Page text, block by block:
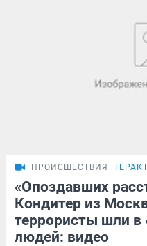
ПРОИСШЕСТВИЯ ТЕРАКТ
«Опоздавших
Кондитер из
террористы шли в
людей: видео